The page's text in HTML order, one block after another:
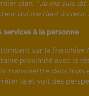
plan. “Je me suis dit
qui me tient à cœur.
services à la personne
tombant sur la franchise
proximité avec le
transmettre dans mon
là et voit des